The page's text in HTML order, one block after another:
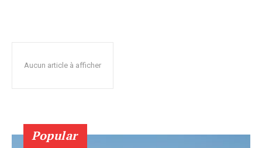
Aucun article à afficher
Popular